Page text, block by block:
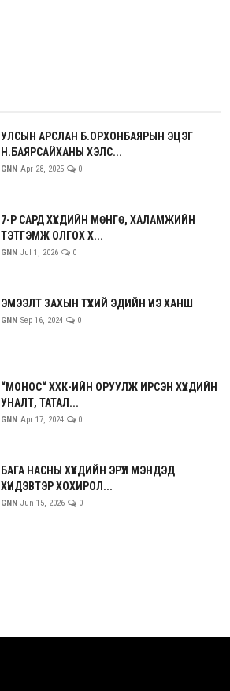
УЛСЫН АРСЛАН Б.ОРХОНБАЯРЫН ЭЦЭГ
Н.БАЯРСАЙХАНЫ ХЭЛС...
GNN Apr 28, 2025 0
7-Р САРД ХҮҮХДИЙН МӨНГӨ, ХАЛАМЖИЙН
ТЭТГЭМЖ ОЛГОХ Х...
GNN Jul 1, 2026 0
ЭМЭЭЛТ ЗАХЫН ТҮҮХИЙ ЭДИЙН ҮНЭ ХАНШ
GNN Sep 16, 2024 0
“МОНОС“ ХХК-ИЙН ОРУУЛЖ ИРСЭН ХҮҮХДИЙН
УНАЛТ, ТАТАЛ...
GNN Apr 17, 2024 0
БАГА НАСНЫ ХҮҮХДИЙН ЭРҮҮЛ МЭНДЭД
ХҮНДЭВТЭР ХОХИРОЛ...
GNN Jun 15, 2026 0